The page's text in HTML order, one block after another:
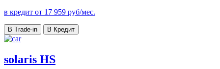
в кредит от 17 959 руб/мес.
В Trade-in В Кредит
solaris HS